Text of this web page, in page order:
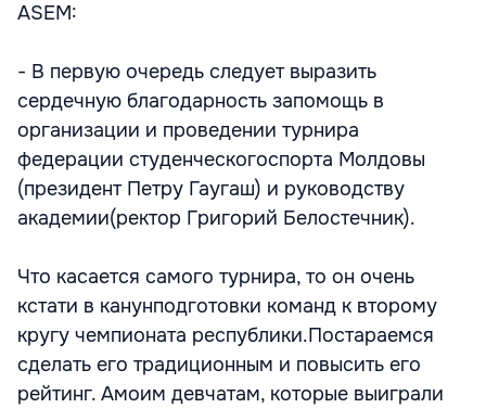
ASEM:
- В первую очередь следует выразить
сердечную благодарность запомощь в
организации и проведении турнира
федерации студенческогоспорта Молдовы
(президент Петру Гаугаш) и руководству
академии(ректор Григорий Белостечник).
Что касается самого турнира, то он очень
кстати в канунподготовки команд к второму
кругу чемпионата республики.Постараемся
сделать его традиционным и повысить его
рейтинг. Амоим девчатам, которые выиграли